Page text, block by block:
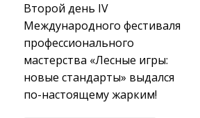
Второй день IV
Международного фестиваля
профессионального
мастерства «Лесные игры:
новые стандарты» выдался
по-настоящему жарким!